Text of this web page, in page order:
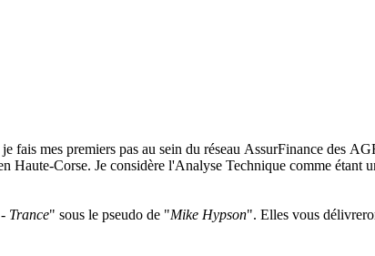
fais mes premiers pas au sein du réseau AssurFinance des
Corse. Je considère l'Analyse Technique comme étant
Trance" sous le pseudo de "Mike Hypson". Elles vous